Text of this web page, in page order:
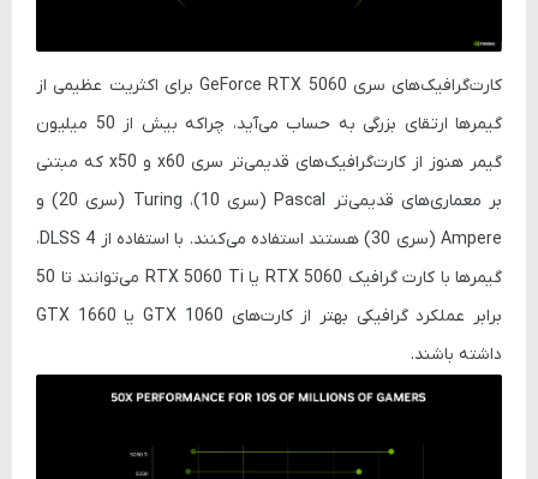
کارت‌گرافیک‌های سری GeForce RTX 5060 برای اکثریت عظیمی از
گیمرها ارتقای بزرگی به حساب می‌آید، چراکه بیش از 50 میلیون
گیمر هنوز از کارت‌گرافیک‌های قدیمی‌تر سری x60 و x50 که مبتنی
بر معماری‌های قدیمی‌تر Pascal (سری 10)، Turing (سری 20) و
Ampere (سری 30) هستند استفاده می‌کنند. با استفاده از DLSS 4،
گیمرها با کارت گرافیک RTX 5060 یا RTX 5060 Ti می‌توانند تا 50
برابر عملکرد گرافیکی بهتر از کارت‌های GTX 1060 یا GTX 1660
داشته باشند.